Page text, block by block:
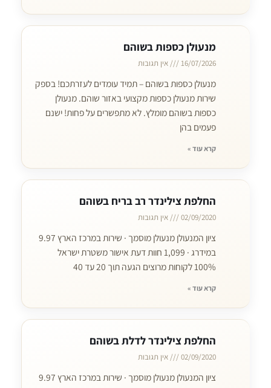
מנעולן כספות בשוהם
16/07/2026 אין תגובות
מנעולן כספות בשוהם – תמיד עומדים לעזרתכם! בספק
שירות מנעולן כספות מקצועי באזור שוהם. מנעולן
כספות בשוהם מומלץ. לא מתפשרים על פחות! ישנם
פעמים בהן
קרא עוד »
החלפת צילינדר רב בריח בשוהם
02/09/2020 אין תגובות
ציון המנעולן מנעולן מוסמך · שירות במרכז הארץ 9.97
במידרג · 1,099 חוות דעת אישור משטרת ישראל
100% לקוחות מרוצים הגעה תוך 20 עד 40
קרא עוד »
החלפת צילינדר לדלת בשוהם
02/09/2020 אין תגובות
ציון המנעולן מנעולן מוסמך · שירות במרכז הארץ 9.97